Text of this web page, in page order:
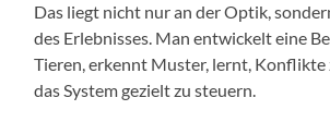
Das liegt nicht nur an der Optik,
des Erlebnisses. Man entwickelt eine
Tieren, erkennt Muster, lernt, Konflikte
das System gezielt zu steuern.